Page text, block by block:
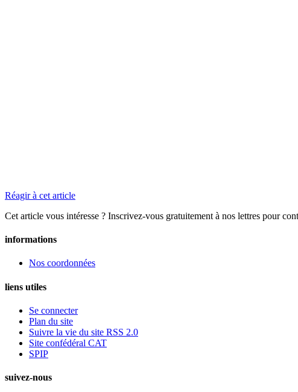
Réagir à cet article
Cet article vous intéresse ? Inscrivez-vous gratuitement à nos lettres pour
informations
Nos coordonnées
liens utiles
Se connecter
Plan du site
Suivre la vie du site RSS 2.0
Site confédéral CAT
SPIP
suivez-nous